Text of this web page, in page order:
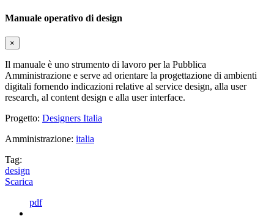
Manuale operativo di design
×
Il manuale è uno strumento di lavoro per la Pubblica
Amministrazione e serve ad orientare la progettazione di ambienti
digitali fornendo indicazioni relative al service design, alla user
research, al content design e alla user interface.
Progetto: Designers Italia
Amministrazione: italia
Tag:
design
Scarica
pdf